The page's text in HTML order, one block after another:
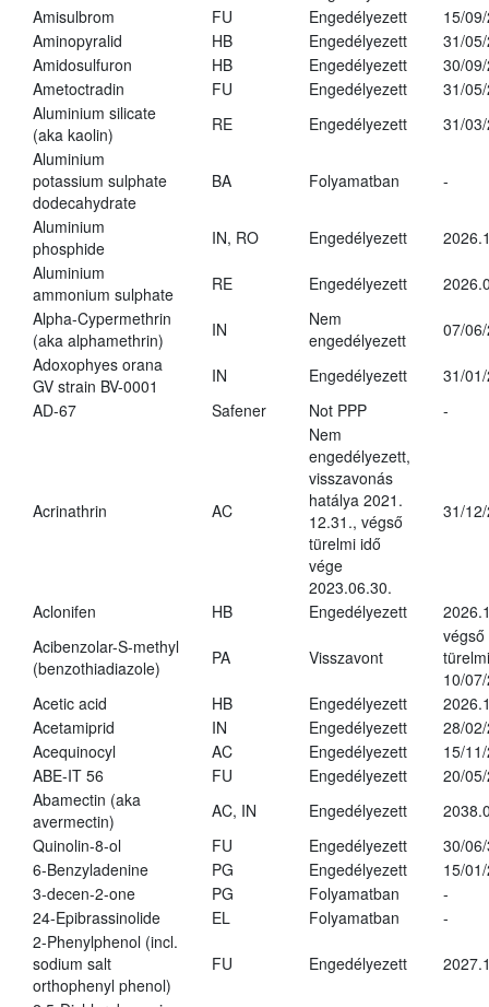
Amisulbrom
FU Engedélyezett
15/
Aminopyralid
HB Engedélyezett
31/
Amidosulfuron
HB Engedélyezett
30/
Ametoctradin
FU Engedélyezett
31/
Aluminium silicate
(aka kaolin)
RE Engedélyezett
31/
Aluminium
potassium sulphate
dodecahydrate
BA Folyamatban -
Aluminium
phosphide
IN, RO Engedélyezett
Aluminium
ammonium sulphate
RE Engedélyezett
Alpha-Cypermethrin
(aka alphamethrin)
IN
Nem
engedélyezett
07/
Adoxophyes orana
GV strain BV-0001
IN Engedélyezett
31/
AD-67
Safener Not PPP -
Acrinathrin AC
Nem
engedélyezett,
visszavonás
hatálya 2021.
12.31., végső
türelmi idő
vége
2023.06.30.
31/
Aclonifen HB Engedélyezett
Acibenzolar-S-methyl
(benzothiadiazole)
PA Visszavont
végső
10/
Acetic acid
HB Engedélyezett
Acetamiprid
IN Engedélyezett
28/
Acequinocyl
AC Engedélyezett
15/
ABE-IT 56
FU Engedélyezett
20/
Abamectin (aka
avermectin)
AC, IN Engedélyezett
Quinolin-8-ol
FU Engedélyezett
30/
6-Benzyladenine
PG Engedélyezett
15/
3-decen-2-one
PG Folyamatban
-
24-Epibrassinolide
EL Folyamatban
-
2-Phenylphenol (incl.
sodium salt
orthophenyl phenol)
FU Engedélyezett